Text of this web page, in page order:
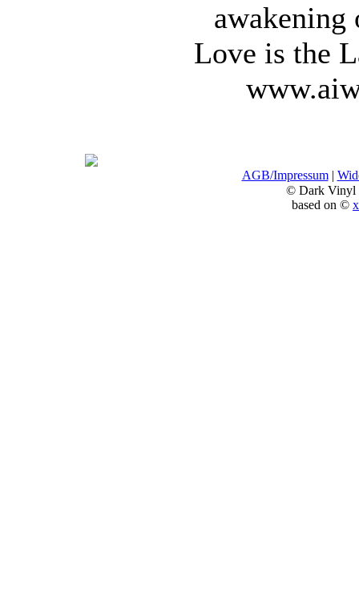
Love is the
AGB/Impressum|
© Dark Vinyl
based on ©